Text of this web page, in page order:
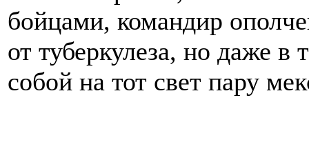
бойцами, командир
от туберкулеза, но даже
собой на тот свет пару